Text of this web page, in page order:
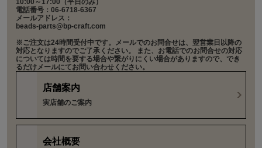
10:00～17:00（平日のみ）
電話番号：06-6718-6367
メールアドレス：
beads-parts@bp-craft.com
※ご注文は24時間受付中です。メールでのお問合せは、翌営業日以降の
対応となりますのでご了承ください。 また、お電話でのお問合せの対応
については時間を要する場合や繋がりにくい場合がありますので、でき
るだけメールにてお問い合わせください。
店舗案内
実店舗のご案内
会社概要